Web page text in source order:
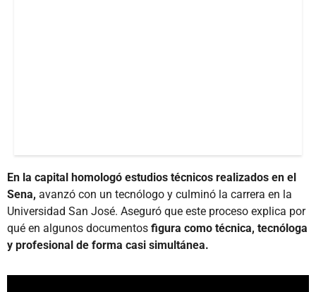
En la capital homologó estudios técnicos realizados en el
Sena, avanzó con un tecnólogo y culminó la carrera en la
Universidad San José. Aseguró que este proceso explica por
qué en algunos documentos figura como técnica, tecnóloga
y profesional de forma casi simultánea.